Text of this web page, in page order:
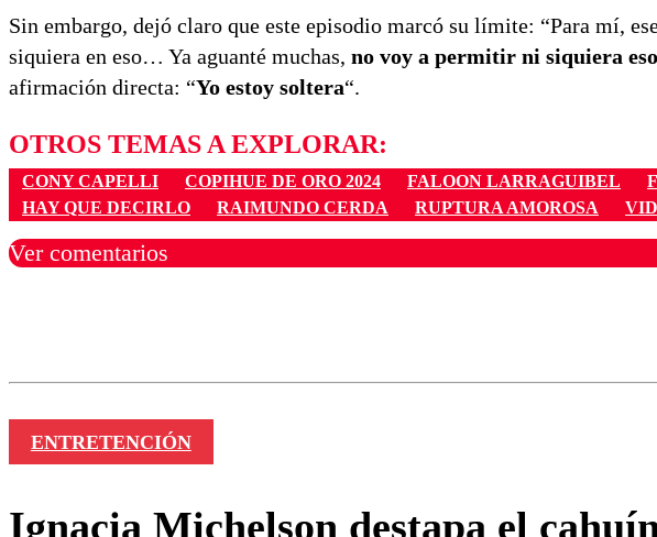
Sin embargo, dejó claro que este episodio marcó su límite: “Para mí,
siquiera en eso… Ya aguanté muchas, no voy a permitir ni siquiera eso
afirmación directa: “Yo estoy soltera“.
OTROS TEMAS A EXPLORAR:
CONY CAPELLI COPIHUE DE ORO 2024 FALOON LARRAGUIBEL
HAY QUE DECIRLO
RAIMUNDO CERDA RUPTURA AMOROSA
Ver comentarios
ENTRETENCIÓN
Ignacia Michelson destapa el